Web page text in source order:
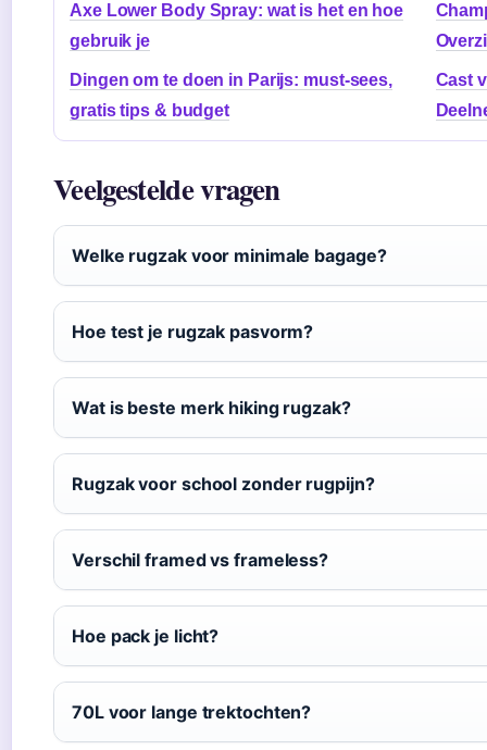
Axe Lower Body Spray: wat is het en hoe
gebruik je
Dingen om te doen in Parijs: must-sees,
gratis tips & budget
Cast
Veelgestelde vragen
Welke rugzak voor minimale bagage?
Hoe test je rugzak pasvorm?
Wat is beste merk hiking rugzak?
Rugzak voor school zonder rugpijn?
Verschil framed vs frameless?
Hoe pack je licht?
70L voor lange trektochten?